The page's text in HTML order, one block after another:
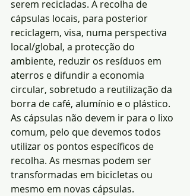
serem recicladas. A recolha de
cápsulas locais, para posterior
reciclagem, visa, numa perspectiva
local/global, a protecção do
ambiente, reduzir os resíduos em
aterros e difundir a economia
circular, sobretudo a reutilização da
borra de café, alumínio e o plástico.
As cápsulas não devem ir para o lixo
comum, pelo que devemos todos
utilizar os pontos específicos de
recolha. As mesmas podem ser
transformadas em bicicletas ou
mesmo em novas cápsulas.